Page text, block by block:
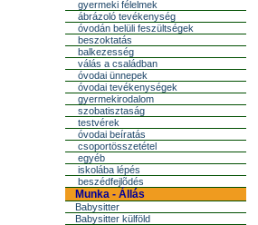
gyermeki félelmek
ábrázoló tevékenység
óvodán belüli feszültségek
beszoktatás
balkezesség
válás a családban
óvodai ünnepek
óvodai tevékenységek
gyermekirodalom
szobatisztaság
testvérek
óvodai beíratás
csoportösszetétel
egyéb
iskolába lépés
beszédfejlõdés
Munka - Állás
Babysitter
Babysitter külföld